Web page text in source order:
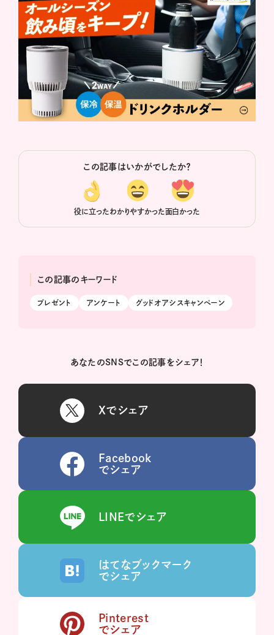
この記事はいかがでしたか？
役に立ったわかりやすかった面白かった
この記事のキーワード
プレゼント アンケート グッドオアシスキャンペーン
あなたのSNSでこの記事をシェア！
Xでシェア
Facebook
でシェア
LINEでシェア
はてなブックマーク
でシェア
Pinterest
でシェア